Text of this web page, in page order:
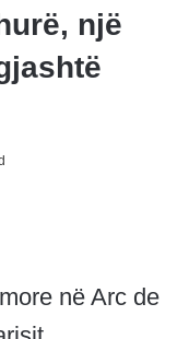
një
në Arc de